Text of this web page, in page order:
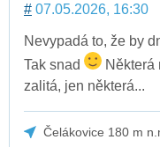
# 07.05.2026, 16:30
Nevypadá to, že by
Tak snad
Některá
zalitá, jen některá...
Čelákovice 180 m